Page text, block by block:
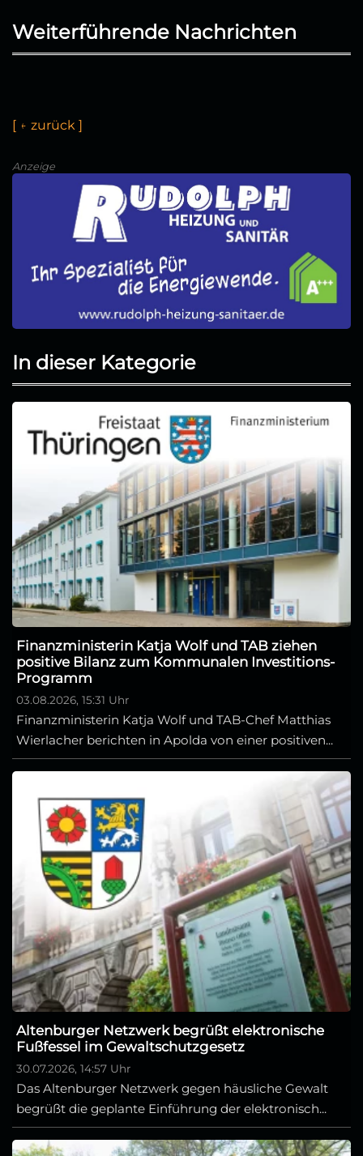
Weiterführende Nachrichten
[ ← zur ü c k ]
Anzeige
In dieser Kategorie
Finanzministerin Katja Wolf und TAB ziehen
positive Bilanz zum Kommunalen Investitions-
Programm
03.08.2026, 15:31 Uhr
Finanzministerin Katja Wolf und TAB-Chef Matthias
Wierlacher berichten in Apolda von einer positiven...
Altenburger Netzwerk begrüßt elektronische
Fußfessel im Gewaltschutzgesetz
30.07.2026, 14:57 Uhr
Das Altenburger Netzwerk gegen häusliche Gewalt
begrüßt die geplante Einführung der elektronisch...